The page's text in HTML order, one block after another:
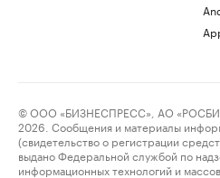
© ООО «БИЗНЕСПРЕСС», АО
2026. Сообщения и материалы
(свидетельство о регистрации
выдано Федеральной службой по
информационных технологий и